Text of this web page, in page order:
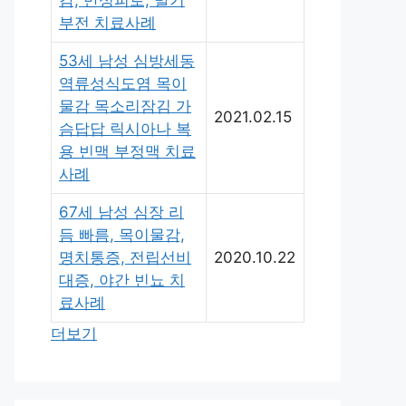
부전 치료사례
53세 남성 심방세동
역류성식도염 목이
물감 목소리잠김 가
슴답답 릭시아나 복
용 빈맥 부정맥 치료
사례
2021.02.15
67세 남성 심장 리
듬 빠름, 목이물감,
명치통증, 전립선비
대증, 야간 빈뇨 치
료사례
2020.10.22
더보기